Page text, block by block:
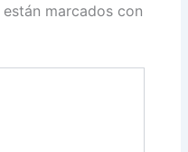
marcados con